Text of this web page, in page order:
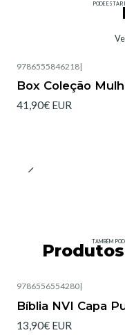
PODE ESTAR
9786555846218|
Box Coleção
41,90€ EUR
TAMBÉM
9786556554280|
Bíblia NVI Capa
13,90€ EUR